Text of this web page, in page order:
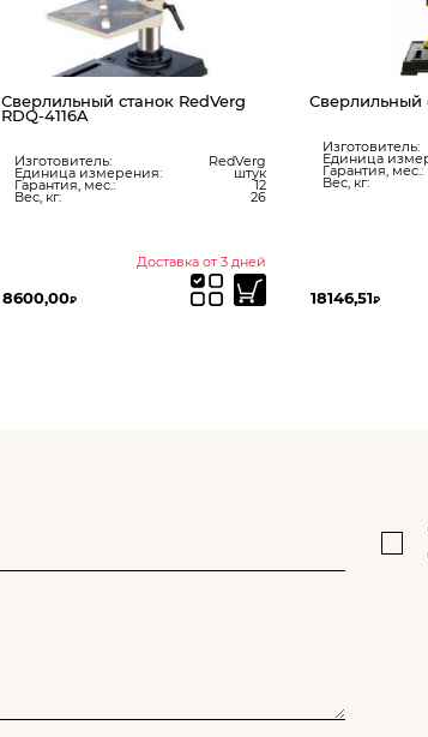
Сверлильный станок RedVerg
RDQ-4116A
Изготовитель: RedVerg
Единица измерения: штук
Гарантия, мес.: 12
Вес, кг: 26
Доставка от 3 дней
8600,00₽
Сверлильный
Изготовитель:
Единица
Гарантия, мес.:
Вес, кг:
18146,51₽